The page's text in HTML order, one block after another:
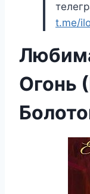
t.me/
Огонь